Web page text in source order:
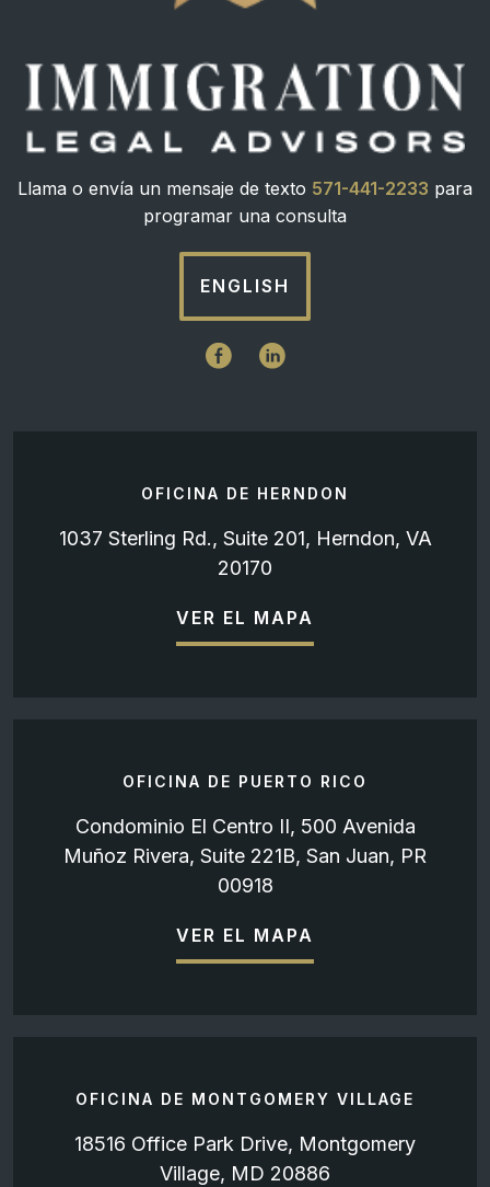
Llama o envía un mensaje de texto 571-441-2233 para
programar una consulta
ENGLISH
OFICINA DE HERNDON
1037 Sterling Rd., Suite 201, Herndon, VA
20170
VER EL MAPA
OFICINA DE PUERTO RICO
Condominio El Centro II, 500 Avenida
Muñoz Rivera, Suite 221B, San Juan, PR
00918
VER EL MAPA
OFICINA DE MONTGOMERY VILLAGE
18516 Office Park Drive, Montgomery
Village, MD 20886